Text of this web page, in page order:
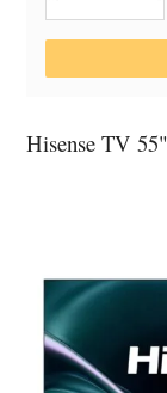
Hisense TV